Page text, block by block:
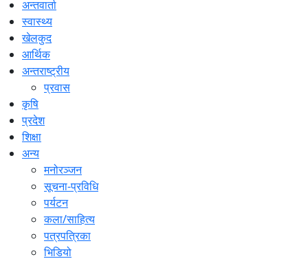
अन्तवार्ता
स्वास्थ्य
खेलकुद
आर्थिक
अन्तराष्ट्रीय
प्रवास
कृषि
प्रदेश
शिक्षा
अन्य
मनोरञ्जन
सूचना-प्रविधि
पर्यटन
कला/साहित्य
पत्रपत्रिका
भिडियो